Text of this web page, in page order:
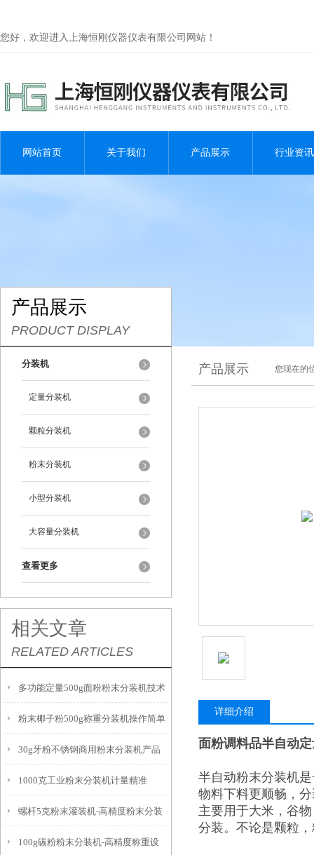
您好，欢迎进入上海恒刚仪器仪表有限公司网站！
网站首页 关于我们 产品展示 行业资讯
产品展示
PRODUCT DISPLAY
分装机
定量分装机
颗粒分装机
粉末分装机
小型分装机
大容量分装机
查看更多
相关文章
RELATED ARTICLES
多功能定量500g面粉粉末分装机技术
参数
粉末椰子粉500g称重分装机操作简单
30g牙粉不锈钢商用粉末分装机产品
简介
1000克工业粉末分装机计量精准
螺杆5克粉末灌装机-高精度粉末分装
设备
100g碳粉粉末分装机-高精度称重设
产品展示 您现在的
详细介绍
面粉调料品半自动
半自动粉末分装机
物料下料更顺畅，
主要用于大米，谷
分装。不论是颗粒